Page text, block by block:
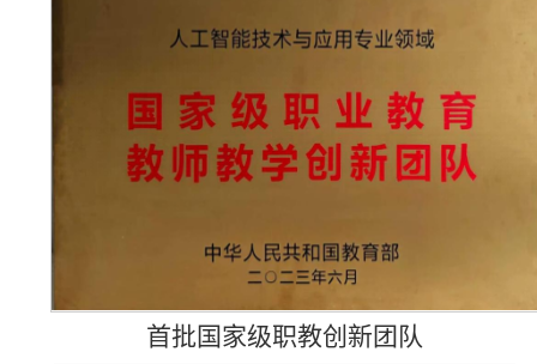
首批国家级职教创新团队